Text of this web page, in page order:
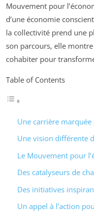
Mouvement pour
d’une économie
la collectivité prend une
son parcours, elle
cohabiter pour
Table of Contents
Une carrière marquée
Une vision différente
Le Mouvement pour
Des catalyseurs de
Des initiatives
Un appel à l’action